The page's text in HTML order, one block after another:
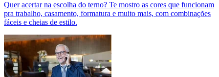
Quer acertar na escolha do terno? Te mostro as cores que funcionam
pra trabalho, casamento, formatura e muito mais, com combinações
fáceis e cheias de estilo.